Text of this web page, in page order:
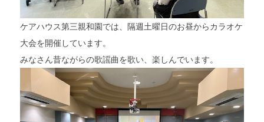
ケアハウス第三親和園では、隔週土曜日のお昼からカラオケ
大会を開催しています。
みなさん昔ながらの歌謡曲を歌い、楽しんでいます。